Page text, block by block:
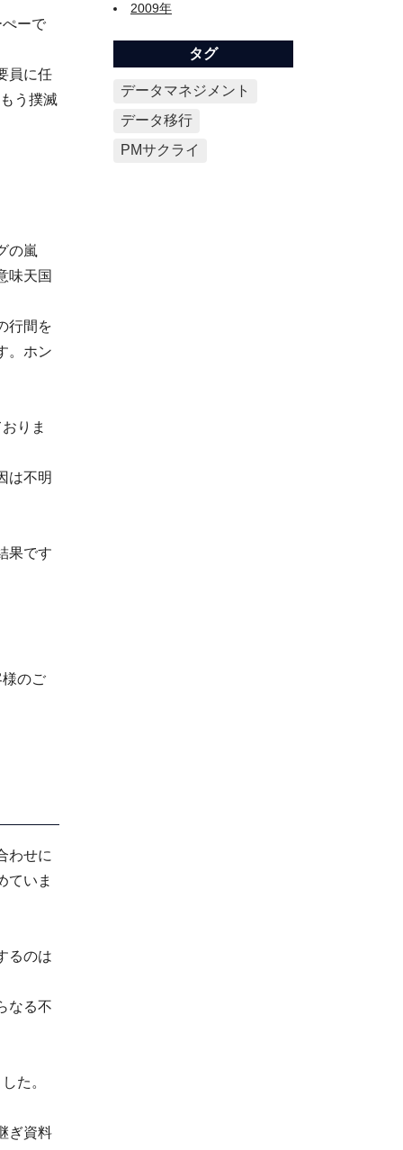
ーで
員に任
う撲滅
の嵐
味天国
行間を
。ホン
りま
は不明
果です
のご
わせに
ていま
るのは
なる不
た。
ぎ資料
2009年
タグ
データマネジメント
データ移行
PMサクライ